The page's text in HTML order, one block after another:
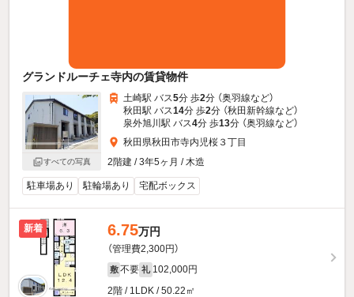
グランドルーチェ寺内の賃貸物件
すべての写真
土崎駅 バス5分 歩2分 （奥羽線など）
秋田駅 バス14分 歩2分 （秋田新幹線など）
泉外旭川駅 バス4分 歩13分 （奥羽線など）
秋田県秋田市寺内児桜３丁目
2階建 / 3年5ヶ月 / 木造
駐車場あり 駐輪場あり 宅配ボックス
新着 6.75万円
（管理費2,300円）
敷 不要 礼 102,000円
2階 / 1LDK / 50.22㎡